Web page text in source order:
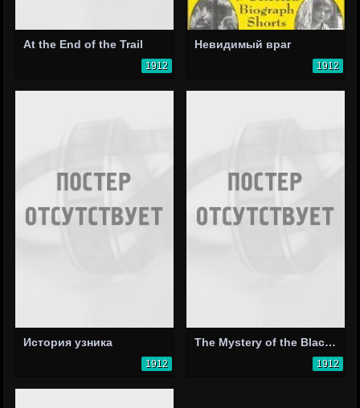
At the End of the Trail
1912
Невидимый враг
1912
История узника
1912
The Mystery of the Black Pearl
1912